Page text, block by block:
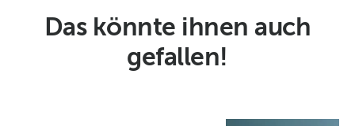
Das könnte ihnen auch
gefallen!